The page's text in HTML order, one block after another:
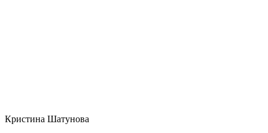
Кристина Шатунова